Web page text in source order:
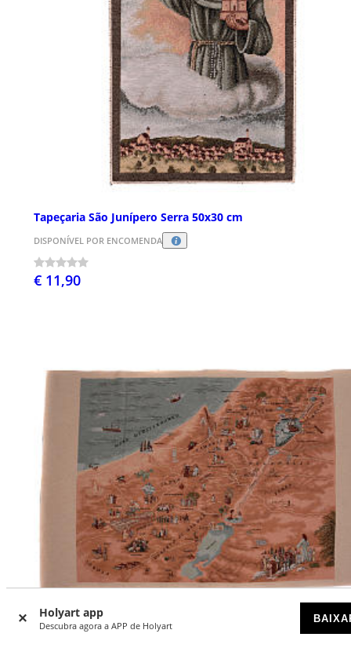
Holyart app
Descubra agora a APP de Holyart
Tapeçaria São Junípero Serra 50x30 cm
DISPONÍVEL POR ENCOMENDA
€ 11,90